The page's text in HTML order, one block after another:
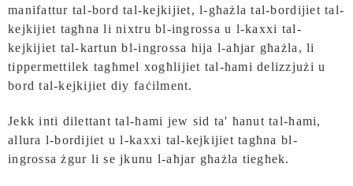
manifattur tal-bord tal-kejkijiet, l-għażla tal-bordijiet tal-
kejkijiet tagħna li nixtru bl-ingrossa u l-kaxxi tal-
kejkijiet tal-kartun bl-ingrossa hija l-aħjar għażla, li
tippermettilek tagħmel xogħlijiet tal-ħami delizzjużi u
bord tal-kejkijiet diy faċilment.
Jekk inti dilettant tal-ħami jew sid ta' ħanut tal-ħami,
allura l-bordijiet u l-kaxxi tal-kejkijiet tagħna bl-
ingrossa żgur li se jkunu l-aħjar għażla tiegħek.